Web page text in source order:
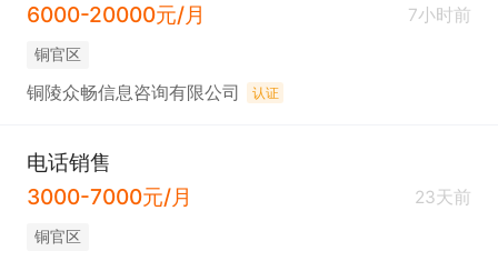
6000-20000元/月
7小时前
铜官区
铜陵众畅信息咨询有限公司 认证
电话销售
3000-7000元/月
23天前
铜官区